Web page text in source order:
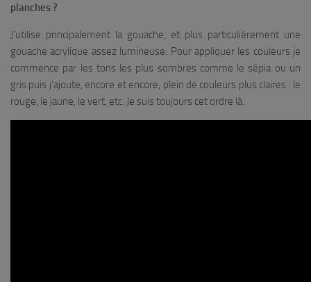
planches ?
J’utilise principalement la gouache, et plus particulièrement une
gouache acrylique assez lumineuse. Pour appliquer les couleurs je
commence par les tons les plus sombres comme le sépia ou un
gris puis j’ajoute, encore et encore, plein de couleurs plus claires : le
rouge, le jaune, le vert, etc. Je suis toujours cet ordre là.